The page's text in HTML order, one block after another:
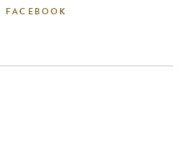
FACEBOOK